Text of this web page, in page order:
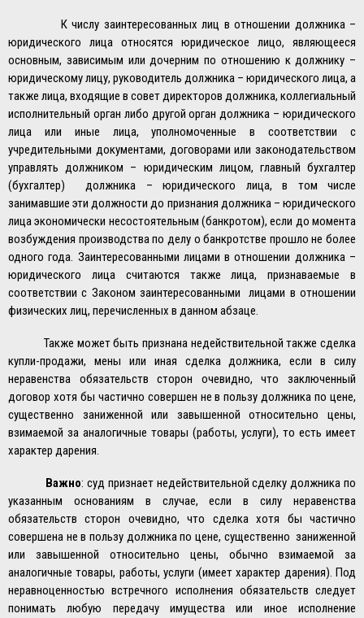
К числу заинтересованных лиц в отношении должника –
юридического лица относятся юридическое лицо, являющееся
основным, зависимым или дочерним по отношению к должнику –
юридическому лицу, руководитель должника – юридического лица, а
также лица, входящие в совет директоров должника, коллегиальный
исполнительный орган либо другой орган должника – юридического
лица или иные лица, уполномоченные в соответствии с
учредительными документами, договорами или законодательством
управлять должником – юридическим лицом, главный бухгалтер
(бухгалтер) должника – юридического лица, в том числе
занимавшие эти должности до признания должника – юридического
лица экономически несостоятельным (банкротом), если до момента
возбуждения производства по делу о банкротстве прошло не более
одного года. Заинтересованными лицами в отношении должника –
юридического лица считаются также лица, признаваемые в
соответствии с Законом заинтересованными лицами в отношении
физических лиц, перечисленных в данном абзаце.
Также может быть признана недействительной также сделка
купли-продажи, мены или иная сделка должника, если в силу
неравенства обязательств сторон очевидно, что заключенный
договор хотя бы частично совершен не в пользу должника по цене,
существенно заниженной или завышенной относительно цены,
взимаемой за аналогичные товары (работы, услуги), то есть имеет
характер дарения.
Важно: суд признает недействительной сделку должника по
указанным основаниям в случае, если в силу неравенства
обязательств сторон очевидно, что сделка хотя бы частично
совершена не в пользу должника по цене, существенно заниженной
или завышенной относительно цены, обычно взимаемой за
аналогичные товары, работы, услуги (имеет характер дарения). Под
неравноценностью встречного исполнения обязательств следует
понимать любую передачу имущества или иное исполнение